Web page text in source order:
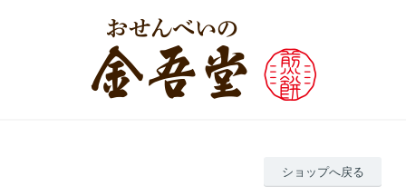
ショップへ戻る